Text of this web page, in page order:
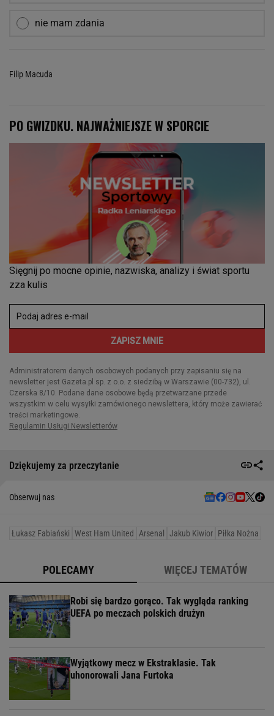
nie mam zdania
Filip Macuda
Dziękujemy za przeczytanie
Obserwuj nas
Łukasz Fabiański West Ham United Arsenal Jakub Kiwior Piłka Nożna
POLECAMY WIĘCEJ TEMATÓW
Robi się bardzo gorąco. Tak wygląda ranking
UEFA po meczach polskich drużyn
Wyjątkowy mecz w Ekstraklasie. Tak
uhonorowali Jana Furtoka